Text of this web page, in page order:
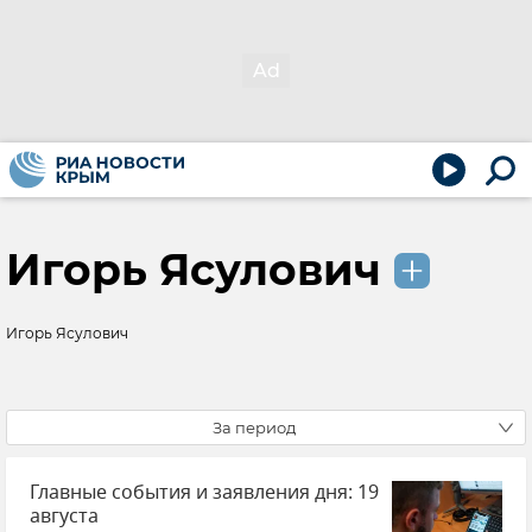
Игорь Ясулович
Игорь Ясулович
За период
Главные события и заявления дня: 19
августа